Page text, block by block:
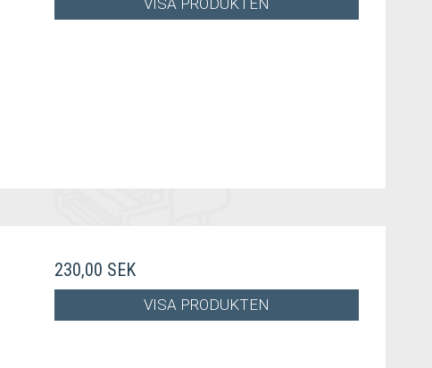
VISA PRODUKTEN
230,00 SEK
VISA PRODUKTEN